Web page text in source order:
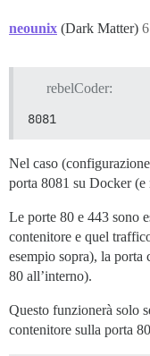
neounix (Dark Matter) 6
rebelCoder:
8081
Nel caso
porta 8081 su Docker
Le porte 80 e 443 sono
contenitore e quel
esempio sopra), la porta
80 all’interno).
Questo funzionerà solo
contenitore sulla porta